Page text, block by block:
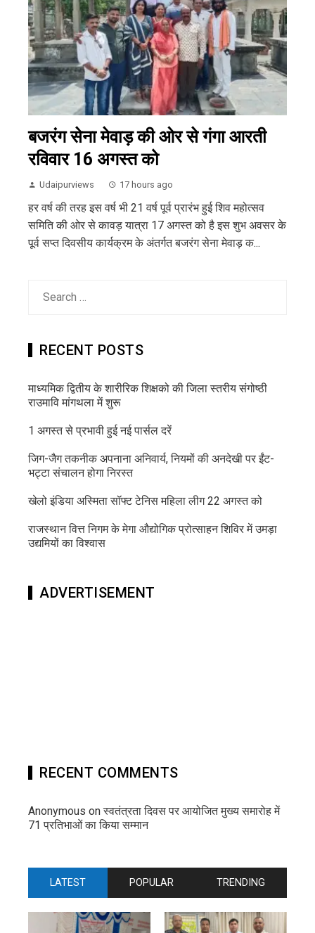
बजरंग सेना मेवाड़ की ओर से गंगा आरती
रविवार 16 अगस्त को
Udaipurviews 17 hours ago
हर वर्ष की तरह इस वर्ष भी 21 वर्ष पूर्व प्रारंभ हुई शिव महोत्सव
समिति की ओर से कावड़ यात्रा 17 अगस्त को है इस शुभ अवसर के
पूर्व सप्त दिवसीय कार्यक्रम के अंतर्गत बजरंग सेना मेवाड़ क...
RECENT POSTS
माध्यमिक द्वितीय के शारीरिक शिक्षको की जिला स्तरीय संगोष्ठी
राउमावि मांगथला में शुरू
1 अगस्त से प्रभावी हुई नई पार्सल दरें
जिग-जैग तकनीक अपनाना अनिवार्य, नियमों की अनदेखी पर ईंट-
भट्टा संचालन होगा निरस्त
खेलो इंडिया अस्मिता सॉफ्ट टेनिस महिला लीग 22 अगस्त को
राजस्थान वित्त निगम के मेगा औद्योगिक प्रोत्साहन शिविर में उमड़ा
उद्यमियों का विश्वास
ADVERTISEMENT
RECENT COMMENTS
Anonymous onस्वतंत्रता दिवस पर आयोजित मुख्य समारोह में
71 प्रतिभाओं का किया सम्मान
LATEST POPULAR TRENDING